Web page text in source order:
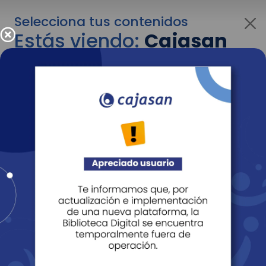
Selecciona tus contenidos
Estás viendo:Cajasan
corporativo
Para cambiar al contenido de tu interés más
adelante recuerda utilizar el menú
Entendido